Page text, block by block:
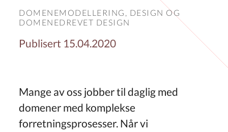
DOMENEMODELLERING, DESIGN OG
DOMENEDREVET DESIGN
Publisert 15.04.2020
Mange av oss jobber til daglig med
domener med komplekse
forretningsprosesser. Når vi